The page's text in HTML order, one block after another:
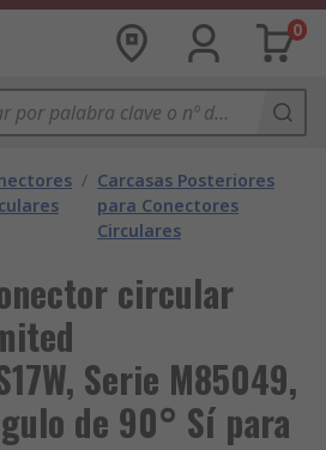
0
/ Carcasas Posteriores
para Conectores
Circulares
circular
Serie M85049,
de 90° Sí para